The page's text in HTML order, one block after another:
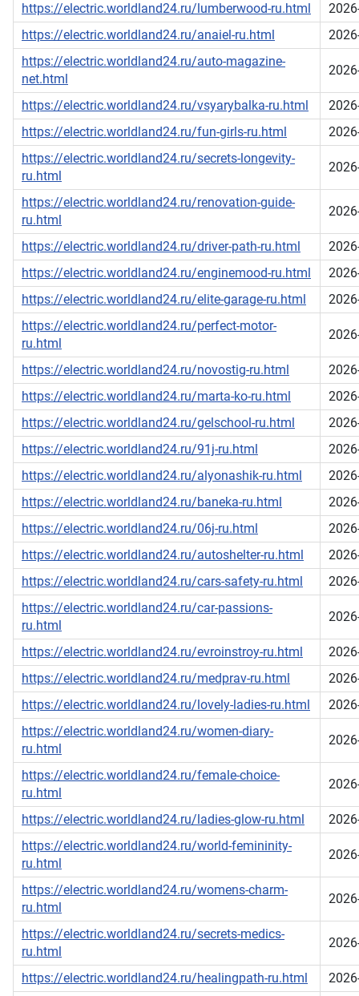
https://electric.worldland24.ru/lumberwood-ru.html
https://electric.worldland24.ru/anaiel-ru.html
https://electric.worldland24.ru/auto-magazine-
net.html
https://electric.worldland24.ru/vsyarybalka-ru.html
https://electric.worldland24.ru/fun-girls-ru.html
https://electric.worldland24.ru/secrets-longevity-
ru.html
https://electric.worldland24.ru/renovation-guide-
ru.html
https://electric.worldland24.ru/driver-path-ru.html
https://electric.worldland24.ru/enginemood-ru.html
https://electric.worldland24.ru/elite-garage-ru.html
https://electric.worldland24.ru/perfect-motor-
ru.html
https://electric.worldland24.ru/novostig-ru.html
https://electric.worldland24.ru/marta-ko-ru.html
https://electric.worldland24.ru/gelschool-ru.html
https://electric.worldland24.ru/91j-ru.html
https://electric.worldland24.ru/alyonashik-ru.html
https://electric.worldland24.ru/baneka-ru.html
https://electric.worldland24.ru/06j-ru.html
https://electric.worldland24.ru/autoshelter-ru.html
https://electric.worldland24.ru/cars-safety-ru.html
https://electric.worldland24.ru/car-passions-
ru.html
https://electric.worldland24.ru/evroinstroy-ru.html
https://electric.worldland24.ru/medprav-ru.html
https://electric.worldland24.ru/lovely-ladies-ru.html
https://electric.worldland24.ru/women-diary-
ru.html
https://electric.worldland24.ru/female-choice-
ru.html
https://electric.worldland24.ru/ladies-glow-ru.html
https://electric.worldland24.ru/world-femininity-
ru.html
https://electric.worldland24.ru/womens-charm-
ru.html
https://electric.worldland24.ru/secrets-medics-
ru.html
https://electric.worldland24.ru/healingpath-ru.html